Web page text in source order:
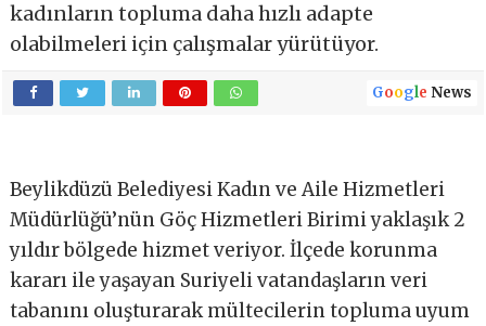
kadınların topluma daha hızlı adapte
olabilmeleri için çalışmalar yürütüyor.
Google News
Beylikdüzü Belediyesi Kadın ve Aile Hizmetleri
Müdürlüğü’nün Göç Hizmetleri Birimi yaklaşık 2
yıldır bölgede hizmet veriyor. İlçede korunma
kararı ile yaşayan Suriyeli vatandaşların veri
tabanını oluşturarak mültecilerin topluma uyum